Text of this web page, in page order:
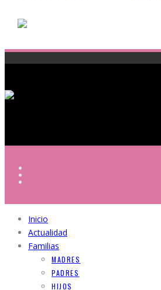
Inicio
Actualidad
Familias
MADRES
PADRES
HIJOS